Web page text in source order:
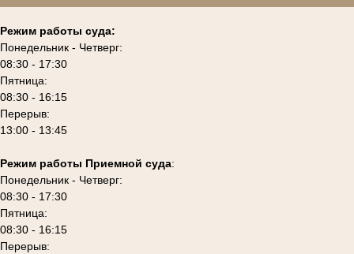
Режим работы суда:
Понедельник - Четверг:
08:30 - 17:30
Пятница:
08:30 - 16:15
Перерыв:
13:00 - 13:45
Режим работы Приемной суда:
Понедельник - Четверг:
08:30 - 17:30
Пятница:
08:30 - 16:15
Перерыв: